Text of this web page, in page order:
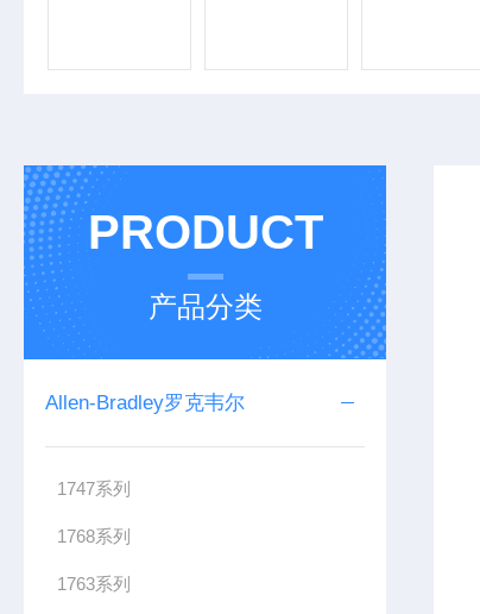
PRODUCT
产品分类
Allen-Bradley罗克韦尔
1747系列
1768系列
1763系列